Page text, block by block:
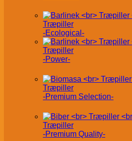
Træpiller
-Ecological-
Træpiller
-Power-
Træpiller
-Premium Selection-
Træpiller
-Premium Quality-